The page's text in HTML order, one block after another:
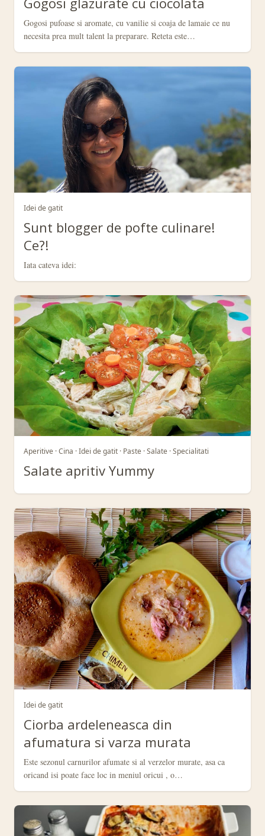
Gogosi pufoase si aromate, cu vanilie si coaja de lamaie ce nu
necesita prea mult talent la preparare. Reteta este…
Idei de gatit
Sunt blogger de pofte culinare!
Ce?!
Iata cateva idei:
Aperitive · Cina · Idei de gatit · Paste · Salate · Specialitati
Salate apritiv Yummy
Idei de gatit
Ciorba ardeleneasca din
afumatura si varza murata
Este sezonul carnurilor afumate si al verzelor murate, asa ca
oricand isi poate face loc in meniul oricui , o…